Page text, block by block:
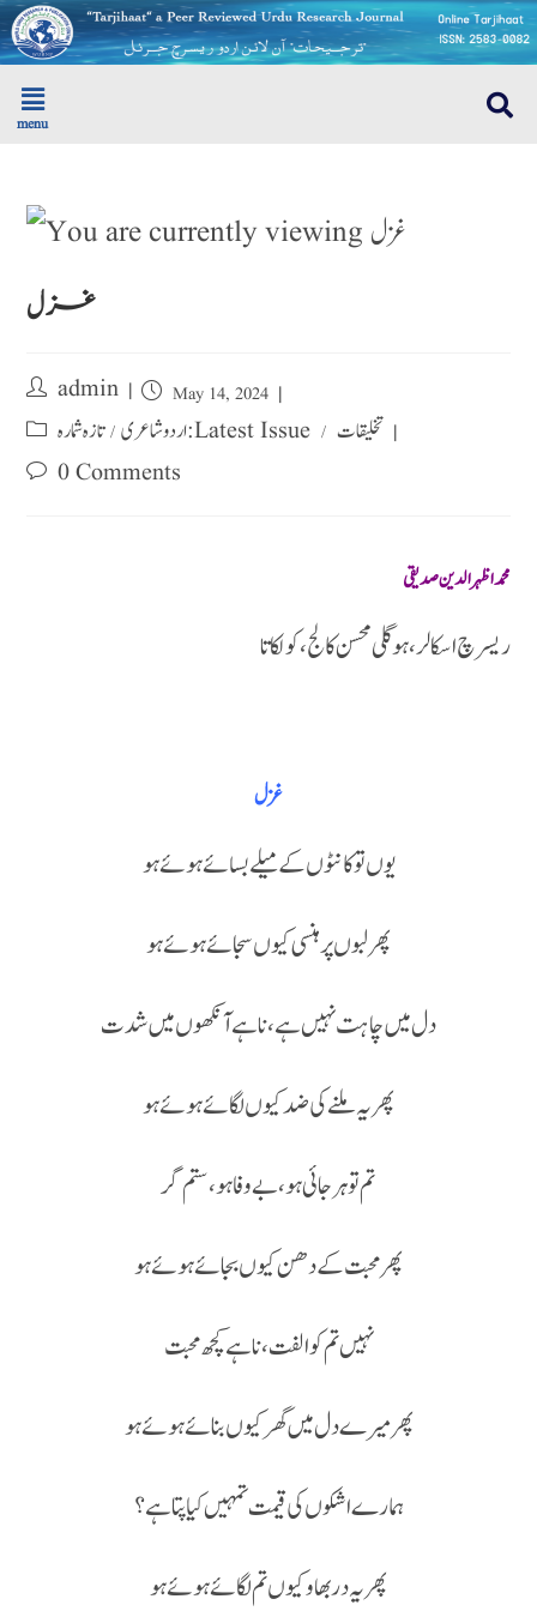
menu
غزل
admin May 14, 2024
اردو شاعری / تازہ شمارہ : Latest Issue / تخلیقات
0 Comments
محمد اظہر الدین صدیقی
ریسرچ اسکالر، ہوگلی محسن کالج، کولکاتا
غزل
یوں تو کانٹوں کے میلے بسائے ہوئے ہو
پھر لبوں پر ہنسی کیوں سجائے ہوئے ہو
دل میں چاہت نہیں ہے، نا ہے آنکھوں میں شدت
پھر یہ ملنے کی ضد کیوں لگائے ہوئے ہو
تم تو ہرجائی ہو، بے وفا ہو ، ستم گر
پھر محبت کے دھن کیوں بجائے ہوئے ہو
نہیں تم کو الفت، نا ہے کچھ محبت
پھر میرے دل میں گھر کیوں بنائے ہوئے ہو
ہمارے اشکوں کی قیمت تمہیں کیا پتا ہے؟
پھر یہ در بھاو کیوں تم لگائے ہوئے ہو